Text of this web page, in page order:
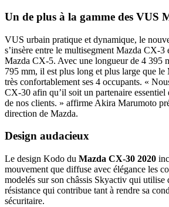
Un de plus à la gamme des VUS
VUS urbain pratique et dynamique, le
s’insère entre le multisegment Mazda CX-
Mazda CX-5. Avec une longueur de 4 395
795 mm, il est plus long et plus large que
très confortablement ses 4 occupants. «
CX-30 afin qu’il soit un partenaire
de nos clients. » affirme Akira Marumoto
direction de Mazda.
Design audacieux
Le design Kodo du Mazda CX-30 2020
mouvement que diffuse avec élégance les
modelés sur son châssis Skyactiv qui utilise
résistance qui contribue tant à rendre sa
sécuritaire.